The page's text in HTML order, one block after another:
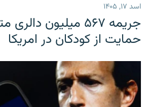
اسد ۱۷, ۱۴۰۵
جریمه ۵۶۷ میلیون
حمایت از کودکان در امریکا